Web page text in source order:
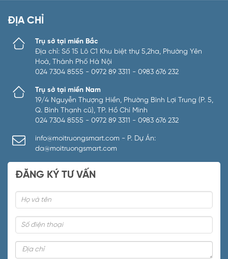
ĐỊA CHỈ
Trụ sở tại miền Bắc
Địa chỉ: Số 15 Lô C1 Khu biệt thự 5,2ha, Phường Yên
Hoà, Thành Phố Hà Nội
024 7304 8555 - 0972 89 3311 - 0983 676 232
Trụ sở tại miền Nam
19/4 Nguyễn Thượng Hiền, Phường Bình Lợi Trung (P. 5,
Q. Bình Thạnh cũ), TP. Hồ Chí Minh
024 7304 8555 - 0972 89 3311 - 0983 676 232
info@moitruongsmart.com - P. Dự Án:
da@moitruongsmart.com
ĐĂNG KÝ TƯ VẤN